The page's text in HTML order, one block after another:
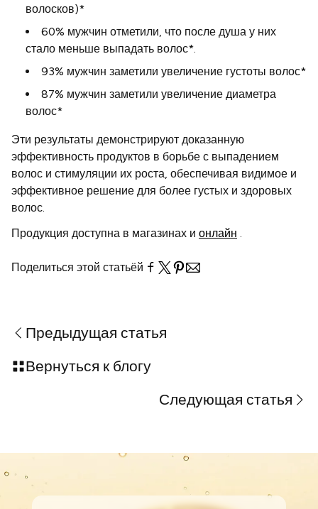
волосков)*
60% мужчин отметили, что после душа у них
стало меньше выпадать волос*.
93% мужчин заметили увеличение густоты волос*
87% мужчин заметили увеличение диаметра
волос*
Эти результаты демонстрируют доказанную
эффективность продуктов в борьбе с выпадением
волос и стимуляции их роста, обеспечивая видимое и
эффективное решение для более густых и здоровых
волос.
Продукция доступна в магазинах и онлайн .
Поделиться этой статьёй
Предыдущая статья
Вернуться к блогу
Следующая статья